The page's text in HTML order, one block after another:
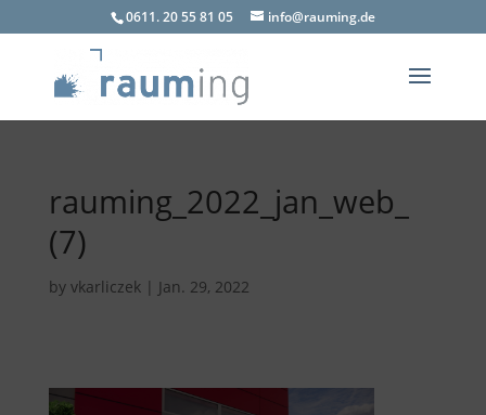
0611. 20 55 81 05 info@rauming.de
rauming_2022_jan_web_
(7)
by vkarliczek| Jan. 29, 2022